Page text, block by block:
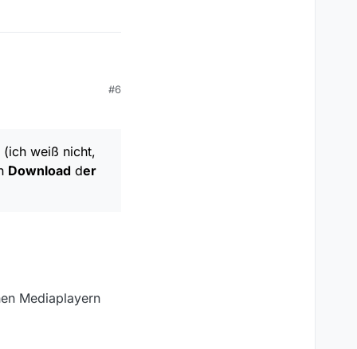
erst nach 06h
#6
(ich weiß nicht,
Download der
Mediaplayern